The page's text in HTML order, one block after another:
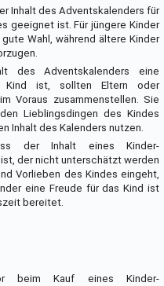
Inhalt des Adventskalenders für
geeignet ist. Für jüngere Kinder
Wahl, während ältere Kinder
des Adventskalenders eine
Kind ist, sollten Eltern oder
Voraus zusammenstellen. Sie
Lieblingsdingen des Kindes
Inhalt des Kalenders nutzen.
der Inhalt eines Kinder-
der nicht unterschätzt werden
Vorlieben des Kindes eingeht,
eine Freude für das Kind ist
bereitet.
beim Kauf eines Kinder-